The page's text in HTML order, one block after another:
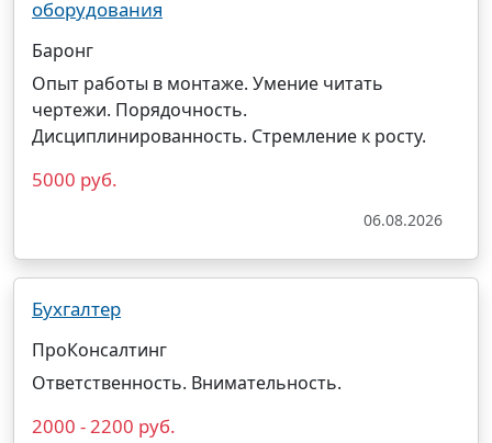
оборудования
Баронг
Опыт работы в монтаже. Умение читать
чертежи. Порядочность.
Дисциплинированность. Стремление к росту.
5000 руб.
06.08.2026
Бухгалтер
ПроКонсалтинг
Ответственность. Внимательность.
2000 - 2200 руб.